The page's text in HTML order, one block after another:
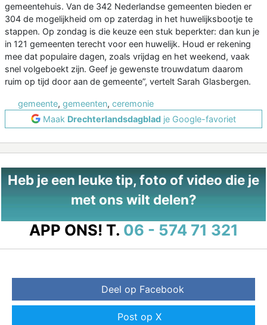
gemeentehuis. Van de 342 Nederlandse gemeenten bieden er
304 de mogelijkheid om op zaterdag in het huwelijksbootje te
stappen. Op zondag is die keuze een stuk beperkter: dan kun je
in 121 gemeenten terecht voor een huwelijk. Houd er rekening
mee dat populaire dagen, zoals vrijdag en het weekend, vaak
snel volgeboekt zijn. Geef je gewenste trouwdatum daarom
ruim op tijd door aan de gemeente”, vertelt Sarah Glasbergen.
gemeente, gemeenten, ceremonie
Maak Drechterlandsdagblad je Google-favoriet
Heb je een leuke tip, foto of video die je
met ons wilt delen?
APP ONS! T. 06 - 574 71 321
Deel op Facebook
Post op X